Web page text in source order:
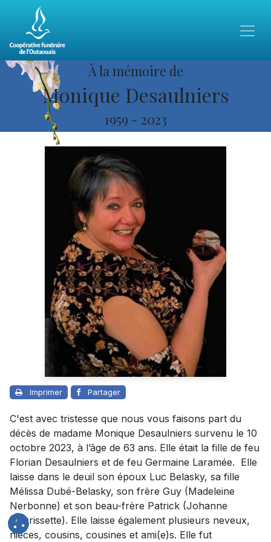
À la mémoire de
Monique Desaulniers
1959 - 2023
Imprimer Partager
C'est avec tristesse que nous vous faisons part du
décès de madame Monique Desaulniers survenu le 10
octobre 2023, à l’âge de 63 ans. Elle était la fille de feu
Florian Desaulniers et de feu Germaine Laramée. Elle
laisse dans le deuil son époux Luc Belasky, sa fille
Mélissa Dubé-Belasky, son frère Guy (Madeleine
Nerbonne) et son beau-frère Patrick (Johanne
Morrissette). Elle laisse également plusieurs neveux,
nièces, cousins, cousines et ami(e)s. Elle fut